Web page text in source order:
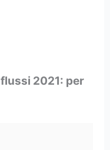
2021: per